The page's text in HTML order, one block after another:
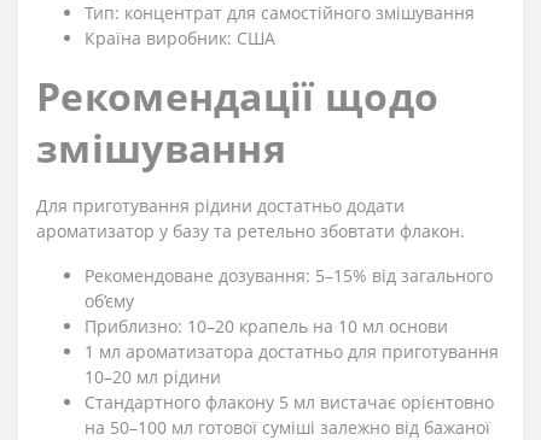
Тип: концентрат для самостійного змішування
Країна виробник: США
Рекомендації щодо
змішування
Для приготування рідини достатньо додати
ароматизатор у базу та ретельно збовтати флакон.
Рекомендоване дозування: 5–15% від загального
об’єму
Приблизно: 10–20 крапель на 10 мл основи
1 мл ароматизатора достатньо для приготування
10–20 мл рідини
Стандартного флакону 5 мл вистачає орієнтовно
на 50–100 мл готової суміші залежно від бажаної